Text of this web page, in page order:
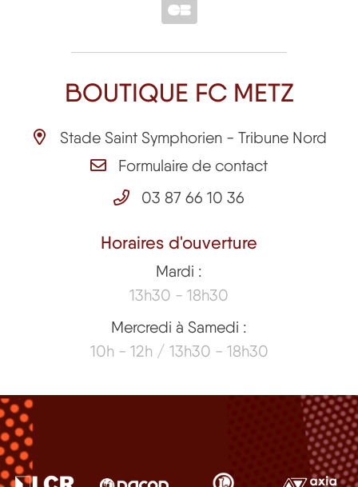
BOUTIQUE FC METZ
Stade Saint Symphorien - Tribune Nord
Formulaire de contact
03 87 66 10 36
Horaires d'ouverture
Mardi :
13h30 - 18h30
Mercredi à Samedi :
10h - 12h / 13h30 - 18h30